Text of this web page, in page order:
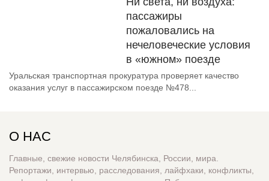
пассажиры
пожаловались на
нечеловеческие условия
в «южном» поезде
Уральская транспортная прокуратура проверяет качество
оказания услуг в пассажирском поезде №478...
О НАС
Главные, свежие новости Челябинска, России, мира.
Репортажи, интервью, расследования, лайфхаки, конфликты,